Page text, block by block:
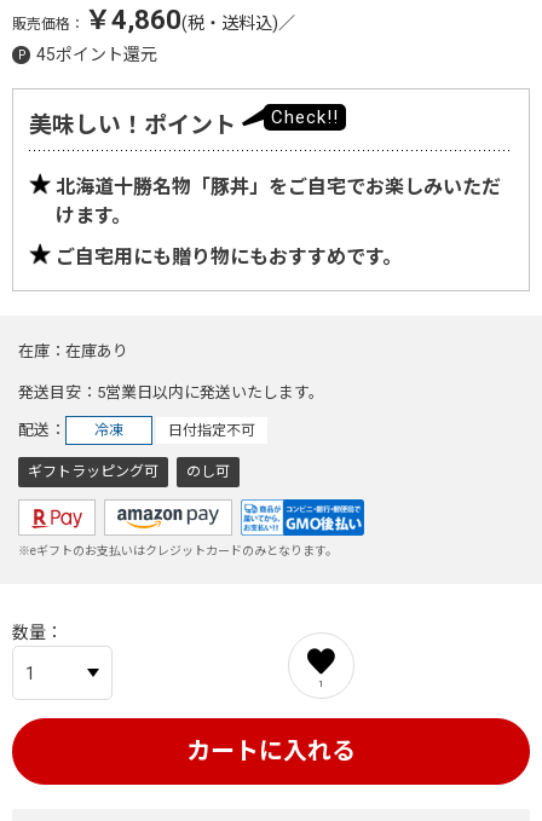
販売価格： ￥4,860(税・送料込)／
45ポイント還元
美味しい！ポイント
北海道十勝名物「豚丼」をご自宅でお楽しみいただ
けます。
ご自宅用にも贈り物にもおすすめです。
在庫 在庫あり
発送目安 5営業日以内に発送いたします。
配送 冷凍 日付指定不可
ギフトラッピング可 のし可
※eギフトのお支払いはクレジットカードのみとなります。
数量
1
カートに入れる